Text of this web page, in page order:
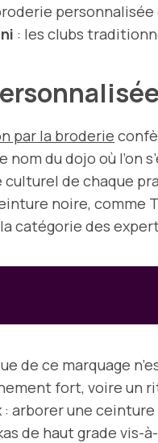
: les clubs
par la broderie
du dojo où l’on
culturel de chaque
noire, comme
catégorie des
de ce marquage
fort, voire
: arborer une
de haut grade